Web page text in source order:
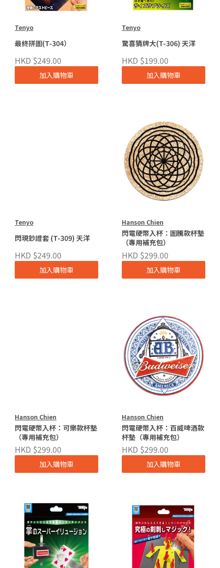
Tenyo
最終拼圖(T-304）
HKD $249.00
加入購物車
Tenyo
驚喜猜牌大(T-306) 天洋
HKD $199.00
加入購物車
Tenyo
閃現鈔證套 (T-309) 天洋
HKD $249.00
加入購物車
Hanson Chien
閃電硬幣入杯：圖騰款杯墊
（專用補充包）
HKD $299.00
加入購物車
Hanson Chien
閃電硬幣入杯：可樂款杯墊
（專用補充包）
HKD $299.00
加入購物車
Hanson Chien
閃電硬幣入杯：百威啤酒款
杯墊（專用補充包）
HKD $299.00
加入購物車